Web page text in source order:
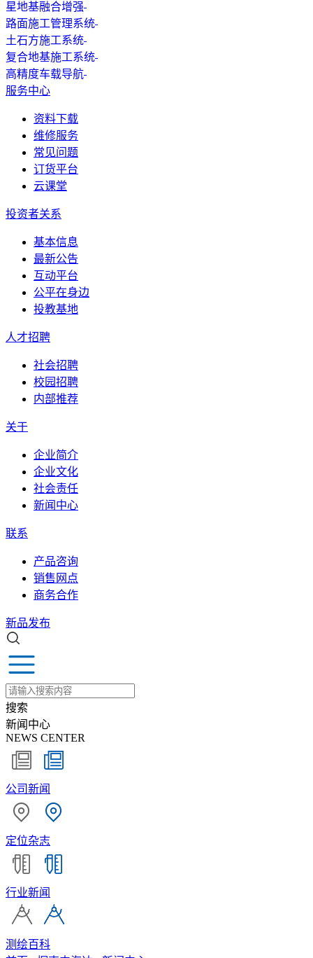
星地基融合增强
路面施工管理系统
土石方施工系统
复合地基施工系统
高精度车载导航
服务中心
资料下载
维修服务
常见问题
订货平台
云课堂
投资者关系
基本信息
最新公告
互动平台
公平在身边
投教基地
人才招聘
社会招聘
校园招聘
内部推荐
关于
企业简介
企业文化
社会责任
新闻中心
联系
产品咨询
销售网点
商务合作
新品发布
搜索
新闻中心
NEWS CENTER
公司新闻
定位杂志
行业新闻
测绘百科